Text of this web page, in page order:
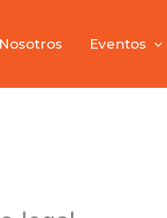
Nosotros Eventos